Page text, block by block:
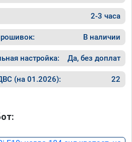
2-3 часа
В наличии
настройка: Да, без доплат
(на 01.2026): 22